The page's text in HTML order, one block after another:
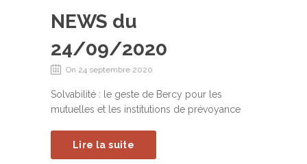
NEWS du
24/09/2020
On 24 septembre 2020
Solvabilité : le geste de Bercy pour les
mutuelles et les institutions de prévoyance
Lire la suite